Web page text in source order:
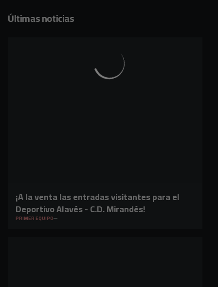
Últimas noticias
¡A la venta las entradas visitantes para el
Deportivo Alavés - C.D. Mirandés!
PRIMER EQUIPO